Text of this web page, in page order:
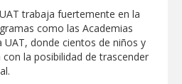
Alcalde Carlos Peña Ortiz
inmediata de servicios
ante tormenta
trabaja fuertemente en la
como las Academias
UAT, donde cientos de niños y
la posibilidad de trascender